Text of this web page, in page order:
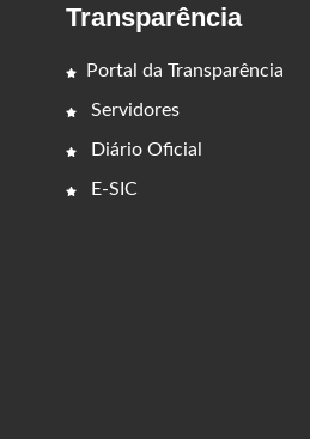
Transparência
Portal da Transparência
Servidores
Diário Oficial
E-SIC